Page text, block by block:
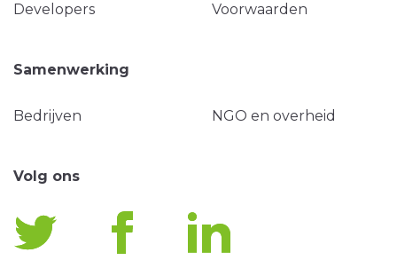
Developers Voorwaarden
Samenwerking
Bedrijven NGO en overheid
Volg ons